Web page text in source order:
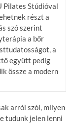
Pilates Stúdióval
részt a
szó szerint
a bőr
a
együtt pedig
össze a modern
arról szól, milyen
tudunk jelen lenni